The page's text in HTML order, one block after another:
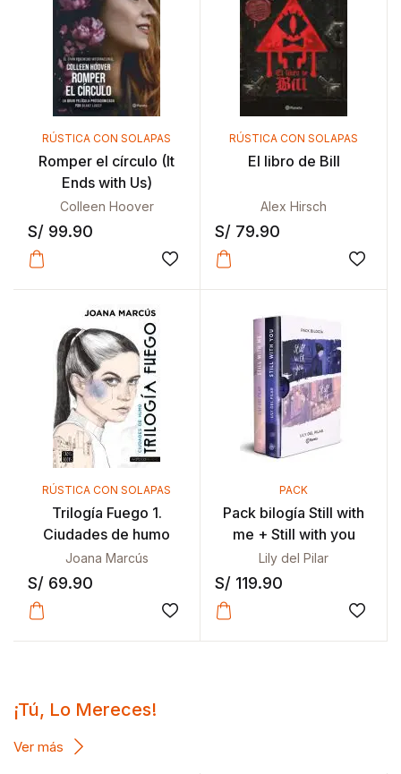
RÚSTICA CON SOLAPAS
Romper el círculo (It
Ends with Us)
Colleen Hoover
S/ 99.90
Añadir a la lista de deseos
RÚSTICA CON SOLAPAS
El libro de Bill
Alex Hirsch
S/ 79.90
RÚSTICA CON SOLAPAS
Trilogía Fuego 1.
Ciudades de humo
Joana Marcús
S/ 69.90
Añadir a la lista de deseos
PACK
Pack bilogía Still with
me + Still with you
Lily del Pilar
S/ 119.90
¡Tú, Lo Mereces!
Ver más